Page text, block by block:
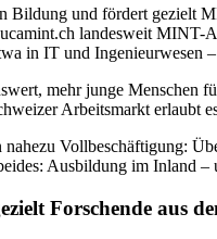
Bildung und fördert gezielt
landesweit MINT-
in IT und Ingenieurwesen
mehr junge Menschen
Arbeitsmarkt erlaubt
nahezu Vollbeschäftigung:
Ausbildung im Inland –
Forschende aus